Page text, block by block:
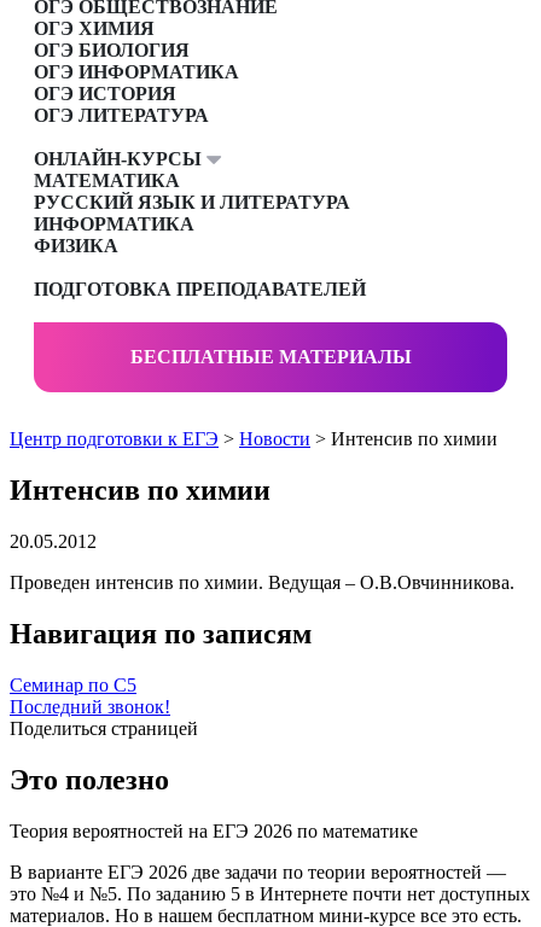
ОГЭ ОБЩЕСТВОЗНАНИЕ
ОГЭ ХИМИЯ
ОГЭ БИОЛОГИЯ
ОГЭ ИНФОРМАТИКА
ОГЭ ИСТОРИЯ
ОГЭ ЛИТЕРАТУРА
ОНЛАЙН-КУРСЫ
МАТЕМАТИКА
РУССКИЙ ЯЗЫК И ЛИТЕРАТУРА
ИНФОРМАТИКА
ФИЗИКА
ПОДГОТОВКА ПРЕПОДАВАТЕЛЕЙ
БЕСПЛАТНЫЕ МАТЕРИАЛЫ
Центр подготовки к ЕГЭ > Новости > Интенсив по химии
Интенсив по химии
20.05.2012
Проведен интенсив по химии. Ведущая – О.В.Овчинникова.
Навигация по записям
Семинар по С5
Последний звонок!
Поделиться страницей
Это полезно
Теория вероятностей на ЕГЭ 2026 по математике
В варианте ЕГЭ 2026 две задачи по теории вероятностей —
это №4 и №5. По заданию 5 в Интернете почти нет доступных
материалов. Но в нашем бесплатном мини-курсе все это есть.